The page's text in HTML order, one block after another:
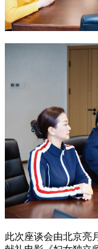
此次座谈会由北京亮